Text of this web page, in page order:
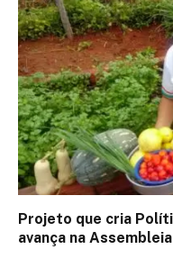
Projeto que cria
avança na